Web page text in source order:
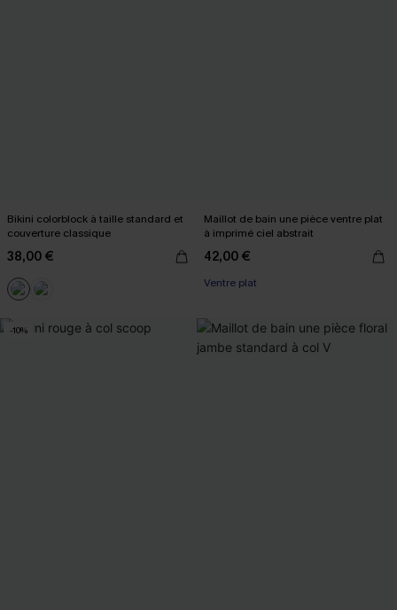
Bikini colorblock à taille standard et
couverture classique
38,00 €
Maillot de bain une pièce ventre plat
à imprimé ciel abstrait
42,00 €
Ventre plat
-10%